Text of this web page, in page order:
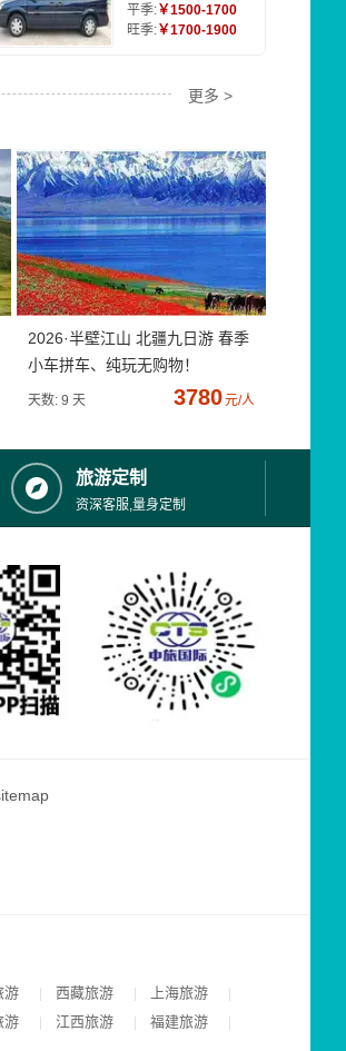
平季:￥1500-1700
旺季:￥1700-1900
更多 >
2026·半壁江山 北疆九日游 春季
小车拼车、纯玩无购物！
天数: 9 天 3780元/人
旅游定制
资深客服,量身定制
游 | 西藏旅游 | 上海旅游 |
游 | 江西旅游 | 福建旅游 |